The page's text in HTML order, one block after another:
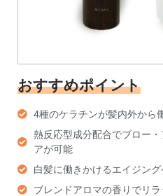
おすすめポイント
4種のケラチンが髪内外から
熱反応型成分配合でブロー
アが可能
白髪に働きかけるエイジン
ブレンドアロマの香りでリ